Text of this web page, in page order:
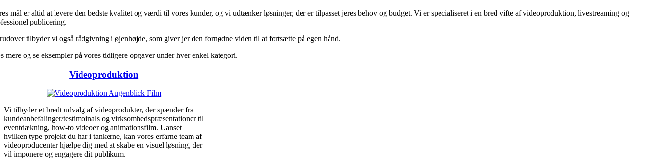
mål er altid at levere den bedste kvalitet og værdi til vores kunder, og vi udtænker løsninger, der er tilpasset jeres behov og budget. Vi er specialiseret i en bred vifte af videoproduktion, livestreaming og
publicering.
tilbyder vi også rådgivning i øjenhøjde, som giver jer den fornødne viden til at fortsætte på egen hånd.
mere og se eksempler på vores tidligere opgaver under hver enkel kategori.
Videoproduktion
Vi tilbyder et bredt udvalg af videoprodukter, der spænder fra
kundeanbefalinger/testimoinals og virksomhedspræsentationer til
eventdækning, how-to videoer og animationsfilm. Uanset
hvilken type projekt du har i tankerne, kan vores erfarne team af
videoproducenter hjælpe dig med at skabe en visuel løsning, der
vil imponere og engagere dit publikum.